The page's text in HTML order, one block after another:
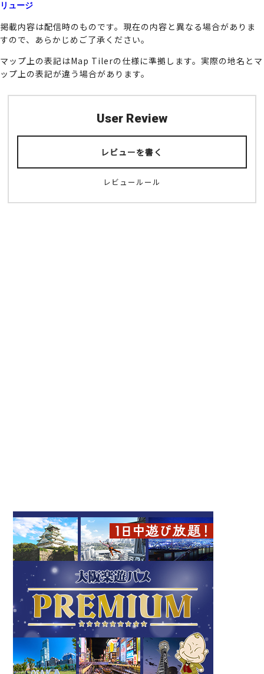
リュージ
掲載内容は配信時のものです。現在の内容と異なる場合がありま
すので、あらかじめご了承ください。
マップ上の表記はMap Tilerの仕様に準拠します。実際の地名とマ
ップ上の表記が違う場合があります。
User Review
レビューを書く
レビュールール